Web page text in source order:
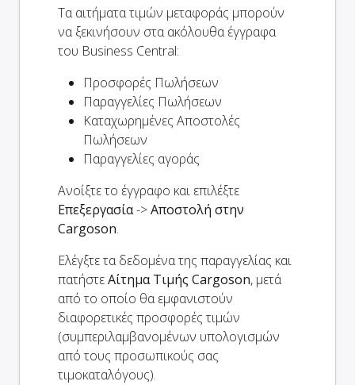
Τα αιτήματα τιμών μεταφοράς μπορούν
να ξεκινήσουν στα ακόλουθα έγγραφα
του Business Central:
Προσφορές Πωλήσεων
Παραγγελίες Πωλήσεων
Καταχωρημένες Αποστολές
Πωλήσεων
Παραγγελίες αγοράς
Ανοίξτε το έγγραφο και επιλέξτε
Επεξεργασία->Αποστολή στην
Cargoson.
Ελέγξτε τα δεδομένα της παραγγελίας και
πατήστεΑίτημα Τιμής Cargoson, μετά
από το οποίο θα εμφανιστούν
διαφορετικές προσφορές τιμών
(συμπεριλαμβανομένων υπολογισμών
από τους προσωπικούς σας
τιμοκαταλόγους).